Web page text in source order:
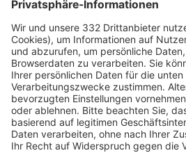
HÄUFIG BESUCHTE SEITEN
Pässe und Vereinswechsel
Trainerausbildung
Schulungsangebot Vereinsmitarbeiter
BFV-Geschäftsstellen
Trainerbörse